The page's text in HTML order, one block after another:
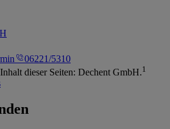
06221/5310
dieser Seiten: Dechent GmbH.1